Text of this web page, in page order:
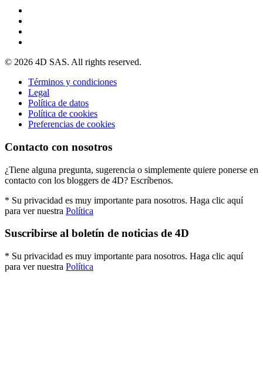
© 2026 4D SAS. All rights reserved.
Términos y condiciones
Legal
Política de datos
Política de cookies
Preferencias de cookies
Contacto con nosotros
¿Tiene alguna pregunta, sugerencia o simplemente quiere ponerse en
contacto con los bloggers de 4D? Escríbenos.
* Su privacidad es muy importante para nosotros. Haga clic aquí
para ver nuestra Política
Suscribirse al boletín de noticias de 4D
* Su privacidad es muy importante para nosotros. Haga clic aquí
para ver nuestra Política